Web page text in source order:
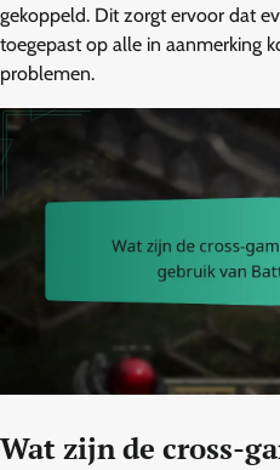
gekoppeld. Dit zorgt ervoor dat
toegepast op alle in aanmerking
problemen.
Wat zijn de cross-